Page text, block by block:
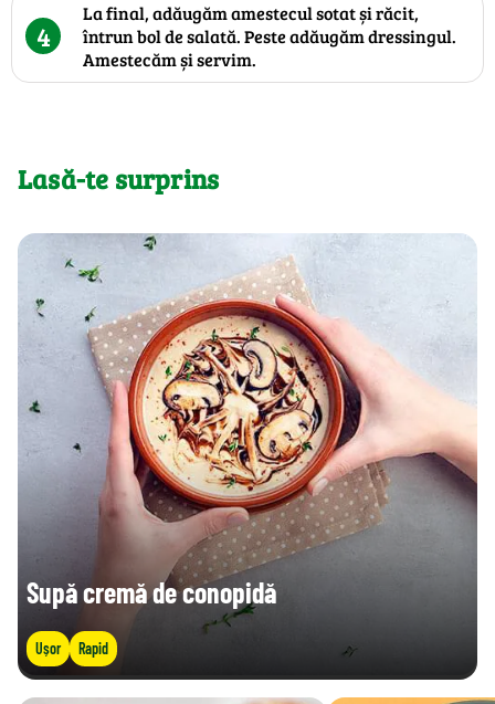
4
La final, adăugăm amestecul sotat și răcit,
întrun bol de salată. Peste adăugăm dressingul.
Amestecăm și servim.
Lasă-te surprins
Supă cremă de conopidă
Ușor Rapid